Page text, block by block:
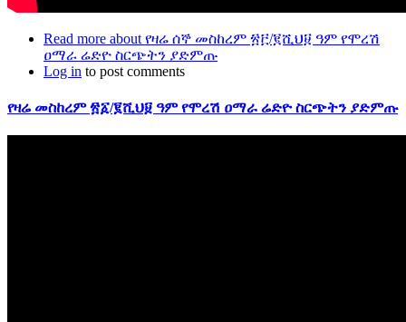
Read more about የዛሬ ሰኞ መስከረም ፳፫/፪ሺህ፱ ዓም የሞረሽ
ዐማራ ሬድዮ ስርጭትን ያድምጡ
Log in to post comments
የዛሬ መስከረም ፳፩/፪ሺህ፱ ዓም የሞረሽ ዐማራ ሬድዮ ስርጭትን ያድምጡ